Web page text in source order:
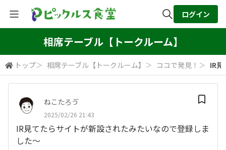
全体検索
検索
ログイン
相席テーブル【トークルーム】
トップ＞ 相席テーブル【トークルーム】 ＞ ココで発見！ ＞ IR
ねこたろゔ
2025/02/26 21:43
IR見てたらサイトが新設されたみたいなので登録しま
した～